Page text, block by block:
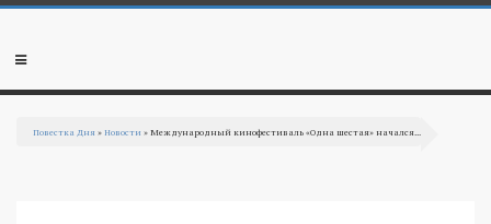
Перейти к основному содержанию
Мобильное
Повестка Дня »Новости » Международный кинофестиваль «Одна шестая» начался...